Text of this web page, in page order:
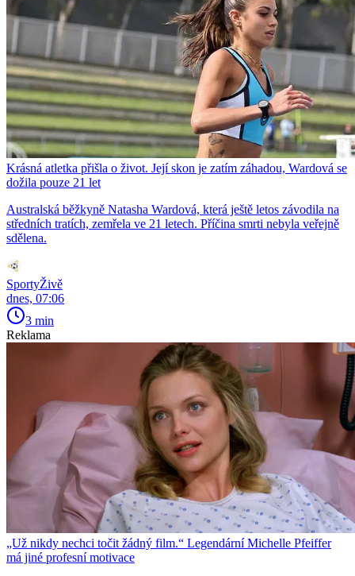
Krásná atletka přišla o život. Její skon je zatím záhadou, Wardová se
dožila pouze 21 let
Australská běžkyně Natasha Wardová, která ještě letos závodila na
středních tratích, zemřela ve 21 letech. Příčina smrti nebyla veřejně
sdělena.
SportyŽivě
dnes, 07:06
3 min
Reklama
„Už nikdy nechci točit žádný film.“ Legendární Michelle Pfeiffer
má jiné profesní motivace